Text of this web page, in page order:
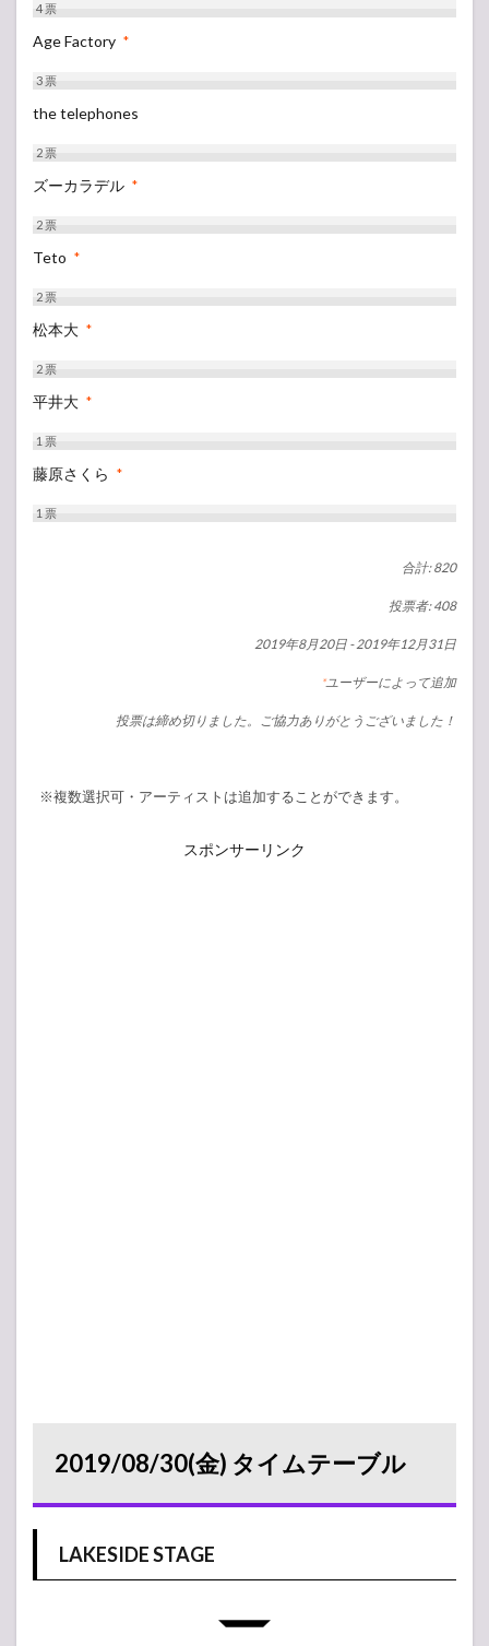
4票
Age Factory *
3票
the telephones
2票
ズーカラデル *
2票
Teto *
2票
松本大 *
2票
平井大 *
1票
藤原さくら *
1票
合計: 820
投票者: 408
2019年8月20日 -2019年12月31日
*ユーザーによって追加
投票は締め切りました。ご協力ありがとうございました！
※複数選択可・アーティストは追加することができます。
スポンサーリンク
2019/08/30(金) タイムテーブル
LAKESIDE STAGE